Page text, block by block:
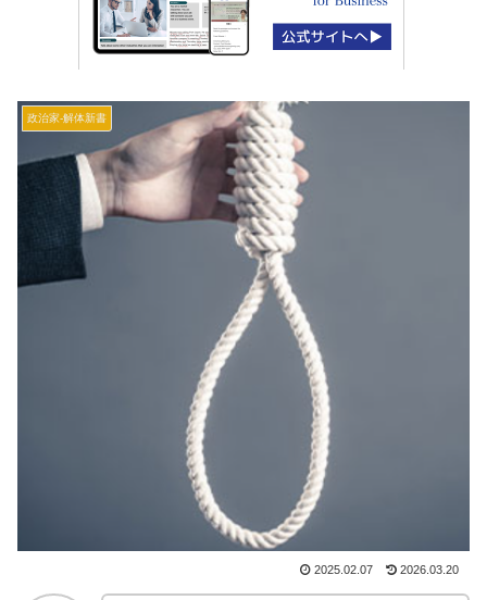
政治家‐解体新書
2025.02.07 2026.03.20